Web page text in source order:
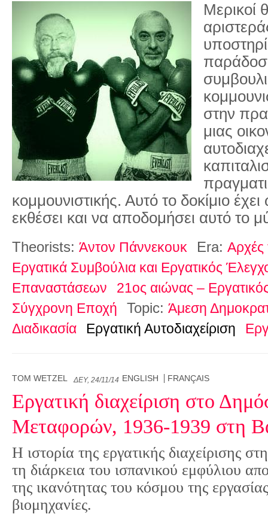
Μερικοί
στην
μιας
κομμουνιστικής. Αυτό το δοκίμιο
εκθέσει και να αποδομήσει αυτό το
Theorists: Άντον Πάννεκουκ Era: Αρχές
Εργατικά Συμβούλια και Εργατικός
Επαναστάσεων
21ος αιώνας –
Σύγχρονη Εποχή
Topic: Άμεση
Διαδικασία
Εργατική Αυτοδιαχείριση
TOM WETZEL ΔΕΥ, 24/11/14 ENGLISH FRANÇAIS
Εργατική διαχείριση στο
Μεταφορών, 1936-1939 στη
Η ιστορία της εργατικής διαχείρισης
τη διάρκεια του ισπανικού εμφύλιου
της ικανότητας του κόσμου της εργασίας
βιομηχανίες.